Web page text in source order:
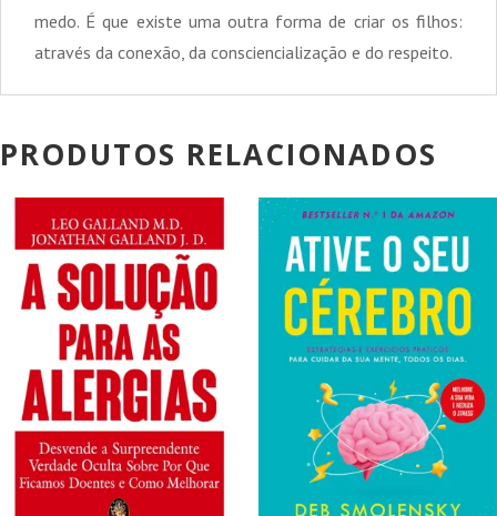
medo. É que existe uma outra forma de criar os filhos:
através da conexão, da consciencialização e do respeito.
PRODUTOS RELACIONADOS
PROMOÇÃO! PROMOÇÃO!